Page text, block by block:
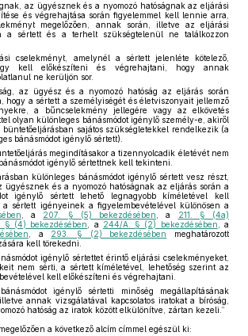
az ügyésznek és a nyomozó hatóságnak az eljárási
és végrehajtása során figyelemmel kell lennie arra,
megelőzően, annak során, illetve az eljárási
a sértett és a terhelt szükségtelenül ne találkozzon
cselekményt, amelynél a sértett jelenléte kötelező,
kell előkészíteni és végrehajtani, hogy annak
ne kerüljön sor.
az ügyész és a nyomozó hatóság az eljárás során
hogy a sértett a személyiségét és életviszonyait jellemző
a bűncselekmény jellegére vagy az elkövetés
olyan különleges bánásmódot igénylő személy-e, akiről
büntetőeljárásban sajátos szükségletekkel rendelkezik (a
bánásmódot igénylő sértett).
megindításakor a tizennyolcadik életévét nem
igénylő sértettnek kell tekinteni.
különleges bánásmódot igénylő sértett vesz részt,
ügyésznek és a nyomozó hatóságnak az eljárás során a
igénylő sértett lehető legnagyobb kíméletével kell
sértett igényeinek a figyelembevételével különösen a
, a 207. § (5) bekezdésében , a
211. § (4a)
§ (4) bekezdésében , a 244/A. § (2) bekezdésében , a
, a 293. § (2) bekezdésében
meghatározott
kell törekedni.
igénylő sértettet érintő eljárási cselekményeket,
nem sérti, a sértett kíméletével, lehetőség szerint az
kell előkészíteni és végrehajtani.
igénylő sértetti minőség megállapításának
annak vizsgálatával kapcsolatos iratokat a bíróság,
hatóság az iratok között elkülönítve, zártan kezeli.”
megelőzően a következő alcím címmel egészül ki: